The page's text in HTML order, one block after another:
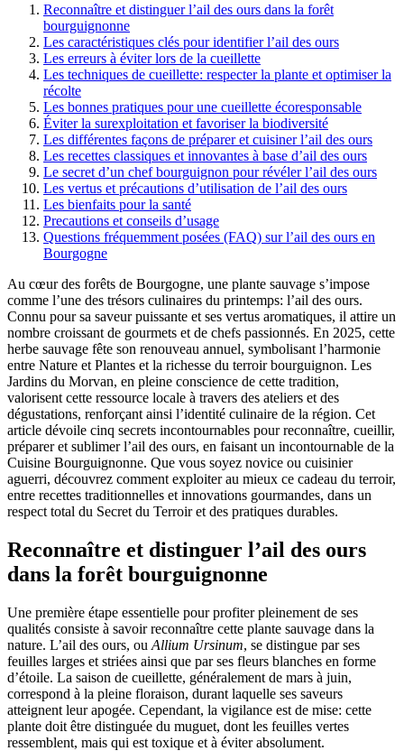
Reconnaître et distinguer l’ail des ours dans la forêt
bourguignonne
Les caractéristiques clés pour identifier l’ail des ours
Les erreurs à éviter lors de la cueillette
Les techniques de cueillette: respecter la plante et optimiser la
récolte
Les bonnes pratiques pour une cueillette écoresponsable
Éviter la surexploitation et favoriser la biodiversité
Les différentes façons de préparer et cuisiner l’ail des ours
Les recettes classiques et innovantes à base d’ail des ours
Le secret d’un chef bourguignon pour révéler l’ail des ours
Les vertus et précautions d’utilisation de l’ail des ours
Les bienfaits pour la santé
Precautions et conseils d’usage
Questions fréquemment posées (FAQ) sur l’ail des ours en
Bourgogne
Au cœur des forêts de Bourgogne, une plante sauvage s’impose
comme l’une des trésors culinaires du printemps: l’ail des ours.
Connu pour sa saveur puissante et ses vertus aromatiques, il attire un
nombre croissant de gourmets et de chefs passionnés. En 2025, cette
herbe sauvage fête son renouveau annuel, symbolisant l’harmonie
entre Nature et Plantes et la richesse du terroir bourguignon. Les
Jardins du Morvan, en pleine conscience de cette tradition,
valorisent cette ressource locale à travers des ateliers et des
dégustations, renforçant ainsi l’identité culinaire de la région. Cet
article dévoile cinq secrets incontournables pour reconnaître, cueillir,
préparer et sublimer l’ail des ours, en faisant un incontournable de la
Cuisine Bourguignonne. Que vous soyez novice ou cuisinier
aguerri, découvrez comment exploiter au mieux ce cadeau du terroir,
entre recettes traditionnelles et innovations gourmandes, dans un
respect total du Secret du Terroir et des pratiques durables.
Reconnaître et distinguer l’ail des ours
dans la forêt bourguignonne
Une première étape essentielle pour profiter pleinement de ses
qualités consiste à savoir reconnaître cette plante sauvage dans la
nature. L’ail des ours, ou Allium Ursinum, se distingue par ses
feuilles larges et striées ainsi que par ses fleurs blanches en forme
d’étoile. La saison de cueillette, généralement de mars à juin,
correspond à la pleine floraison, durant laquelle ses saveurs
atteignent leur apogée. Cependant, la vigilance est de mise: cette
plante doit être distinguée du muguet, dont les feuilles vertes
ressemblent, mais qui est toxique et à éviter absolument.